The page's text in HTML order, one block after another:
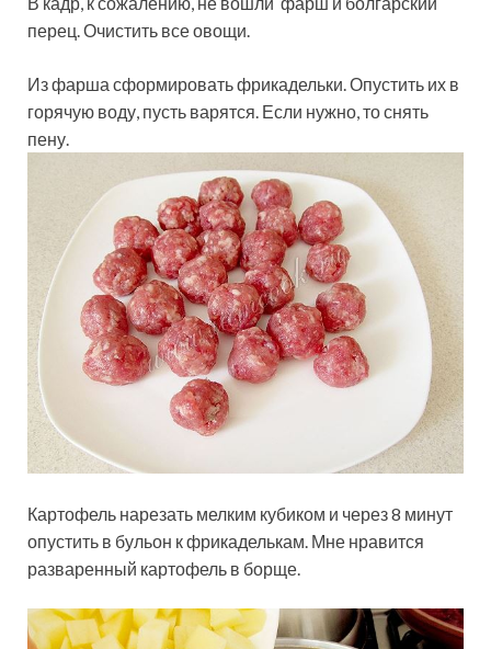
перец. Очистить все овощи.
Из фарша сформировать фрикадельки. Опустить их в
горячую воду, пусть варятся. Если нужно, то снять
пену.
Картофель нарезать мелким кубиком и через 8 минут
опустить в бульон к фрикаделькам. Мне нравится
разваренный картофель в борще.